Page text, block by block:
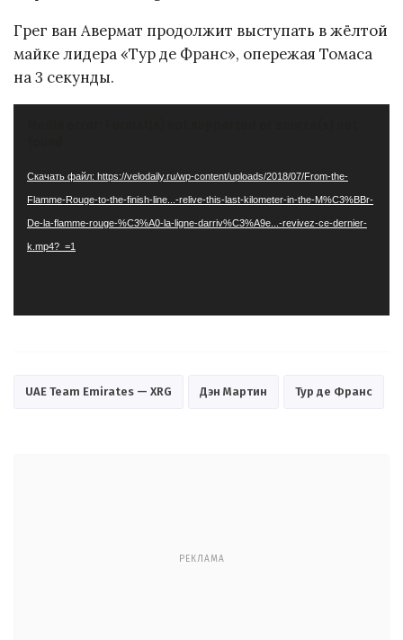
Грег ван Авермат продолжит выступать в жёлтой
майке лидера «Тур де Франс», опережая Томаса
на 3 секунды.
Скачать файл: https://velodaily.ru/wp-content/uploads/2018/07/From-the-
Flamme-Rouge-to-the-finish-line...-relive-this-last-kilometer-in-the-M%C3%BBr-
De-la-flamme-rouge-%C3%A0-la-ligne-darriv%C3%A9e...-revivez-ce-dernier-
k.mp4?_=1
UAE Team Emirates — XRG Дэн Мартин Тур де Франс
РЕКЛАМА